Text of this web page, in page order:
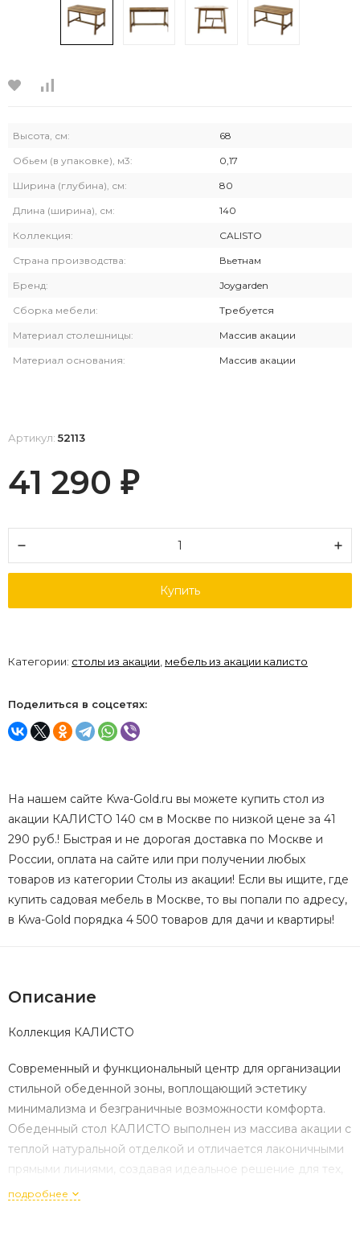
Высота, см: 68
Обьем (в упаковке), м3: 0,17
Ширина (глубина), см: 80
Длина (ширина), см: 140
Коллекция: CALISTO
Страна производства: Вьетнам
Бренд: Joygarden
Сборка мебели: Требуется
Материал столешницы: Массив акации
Материал основания: Массив акации
Артикул: 52113
41 290 ₽
Купить
Категории: столы из акации, мебель из акации калисто
Поделиться в соцсетях:
На нашем сайте Kwa-Gold.ru вы можете купить стол из
акации КАЛИСТО 140 см в Москве по низкой цене за 41
290 руб.! Быстрая и не дорогая доставка по Москве и
России, оплата на сайте или при получении любых
товаров из категории Столы из акации! Если вы ищите, где
купить садовая мебель в Москве, то вы попали по адресу,
в Kwa-Gold порядка 4 500 товаров для дачи и квартиры!
Описание
Коллекция КАЛИСТО
Современный и функциональный центр для организации
стильной обеденной зоны, воплощающий эстетику
минимализма и безграничные возможности комфорта.
Обеденный стол КАЛИСТО выполнен из массива акации с
теплой натуральной отделкой и отличается лаконичными
прямыми линиями, создавая идеальное решение для тех,
кто ценит функциональность, долговечность и атмосферу
подробнее